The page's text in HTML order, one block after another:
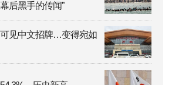
后黑手的传闻”
见中文招牌…变得宛如